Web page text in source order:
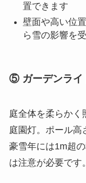
置できます
壁面や高い位
ら雪の影響を
⑤ ガーデンライ
庭全体を柔らかく
庭園灯。ポール高
豪雪年には1m超
は注意が必要です。